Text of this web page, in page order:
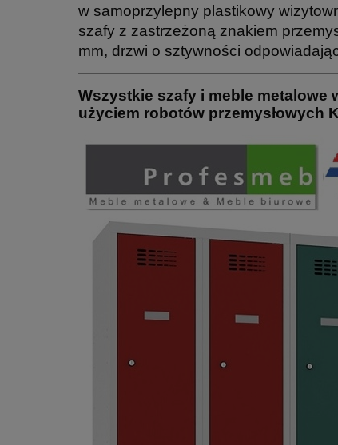
w samoprzylepny plastikowy
szafy z zastrzeżoną znakiem
mm, drzwi o sztywności
Wszystkie szafy i meble metalowe
użyciem robotów przemysłowych